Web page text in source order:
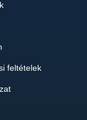
feltételek